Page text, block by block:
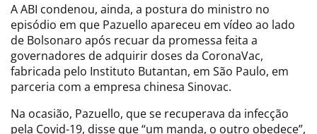
A ABI condenou, ainda, a postura do ministro no
episódio em que Pazuello apareceu em vídeo ao lado
de Bolsonaro após recuar da promessa feita a
governadores de adquirir doses da CoronaVac,
fabricada pelo Instituto Butantan, em São Paulo, em
parceria com a empresa chinesa Sinovac.
Na ocasião, Pazuello, que se recuperava da infecção
pela Covid-19, disse que “um manda, o outro obedece”,